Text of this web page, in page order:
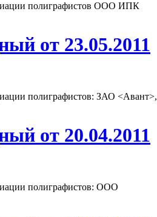
полиграфистов ООО ИПК
от 23.05.2011
полиграфистов: ЗАО <Авант>,
от 20.04.2011
полиграфистов: ООО